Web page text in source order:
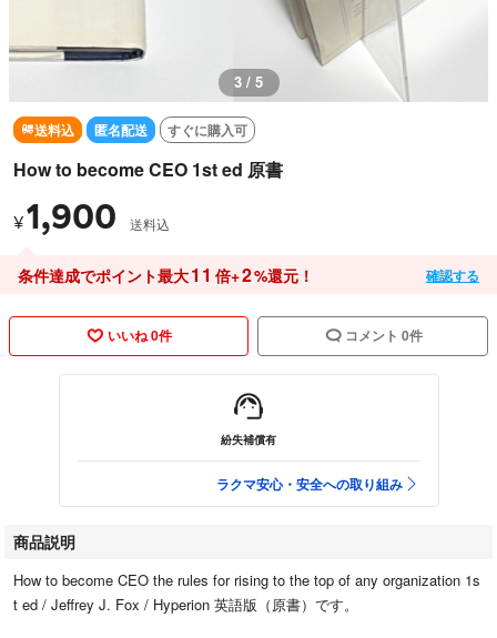
3 / 5
送料込 匿名配送 すぐに購入可
How to become CEO 1st ed 原書
¥1,900 送料込
条件達成でポイント最大11 倍+2%還元！ 確認する
いいね 0件 コメント 0件
紛失補償有
ラクマ安心・安全への取り組み
商品説明
How to become CEO the rules for rising to the top of any organization 1s
t ed / Jeffrey J. Fox / Hyperion 英語版（原書）です。